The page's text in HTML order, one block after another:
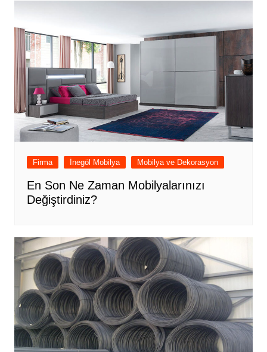
Firma İnegöl Mobilya Mobilya ve Dekorasyon
En Son Ne Zaman Mobilyalarınızı
Değiştirdiniz?